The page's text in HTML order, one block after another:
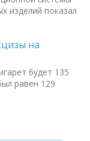
изделий показал
на
будет 135
равен 129